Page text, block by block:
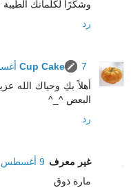
وشكرًا لكلماتك
رد
Cup Cake
7 أغسطس 2012 في 2:05 ص
أهلاً بكِ وحياك الله
البعض ^_^
رد
غير معرف 9 أغسطس 2012 في 7:13 ص
مارة ذوق